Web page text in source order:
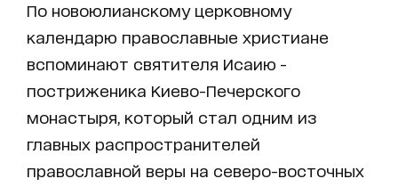
По новоюлианскому церковному
календарю православные христиане
вспоминают святителя Исаию -
постриженика Киево-Печерского
монастыря, который стал одним из
главных распространителей
православной веры на северо-восточных